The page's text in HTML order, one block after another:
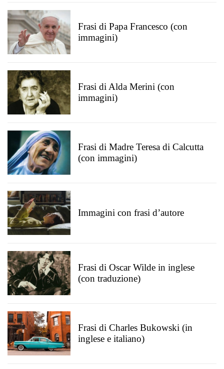
Frasi di Papa Francesco (con
immagini)
Frasi di Alda Merini (con
immagini)
Frasi di Madre Teresa di Calcutta
(con immagini)
Immagini con frasi d’autore
Frasi di Oscar Wilde in inglese
(con traduzione)
Frasi di Charles Bukowski (in
inglese e italiano)